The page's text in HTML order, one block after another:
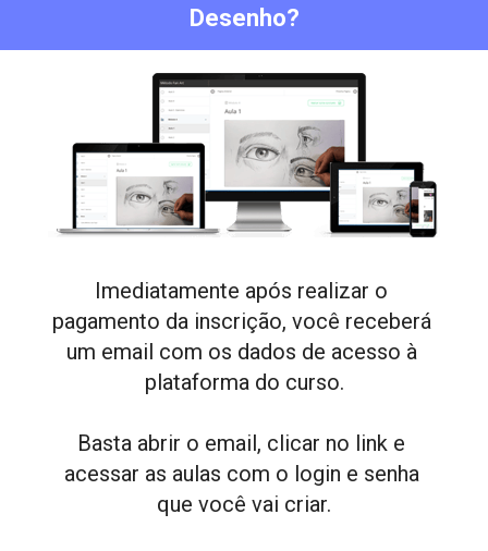
Desenho?
Imediatamente após realizar o
pagamento da inscrição, você receberá
um email com os dados de acesso à
plataforma do curso.
Basta abrir o email, clicar no link e
acessar as aulas com o login e senha
que você vai criar.